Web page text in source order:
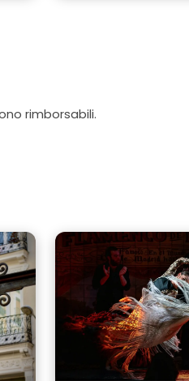
rimborsabili.